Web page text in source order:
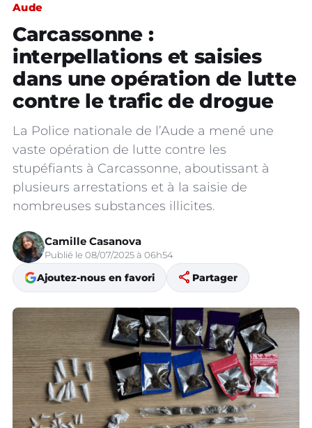
Aude
Carcassonne :
interpellations et saisies
dans une opération de lutte
contre le trafic de drogue
La Police nationale de l’Aude a mené une
vaste opération de lutte contre les
stupéfiants à Carcassonne, aboutissant à
plusieurs arrestations et à la saisie de
nombreuses substances illicites.
Camille Casanova
Publié le 08/07/2025 à 06h54
Ajoutez-nous en favori share Partager